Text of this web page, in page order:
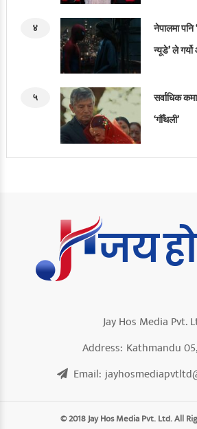
४
नेपालमा पनि
न्यूडे’ ले
५
सर्वाधिक
‘गौँथली’
Jay Hos Media Pvt.
Address: Kathmandu
Email:
© 2018 Jay Hos Media Pvt. Ltd. All